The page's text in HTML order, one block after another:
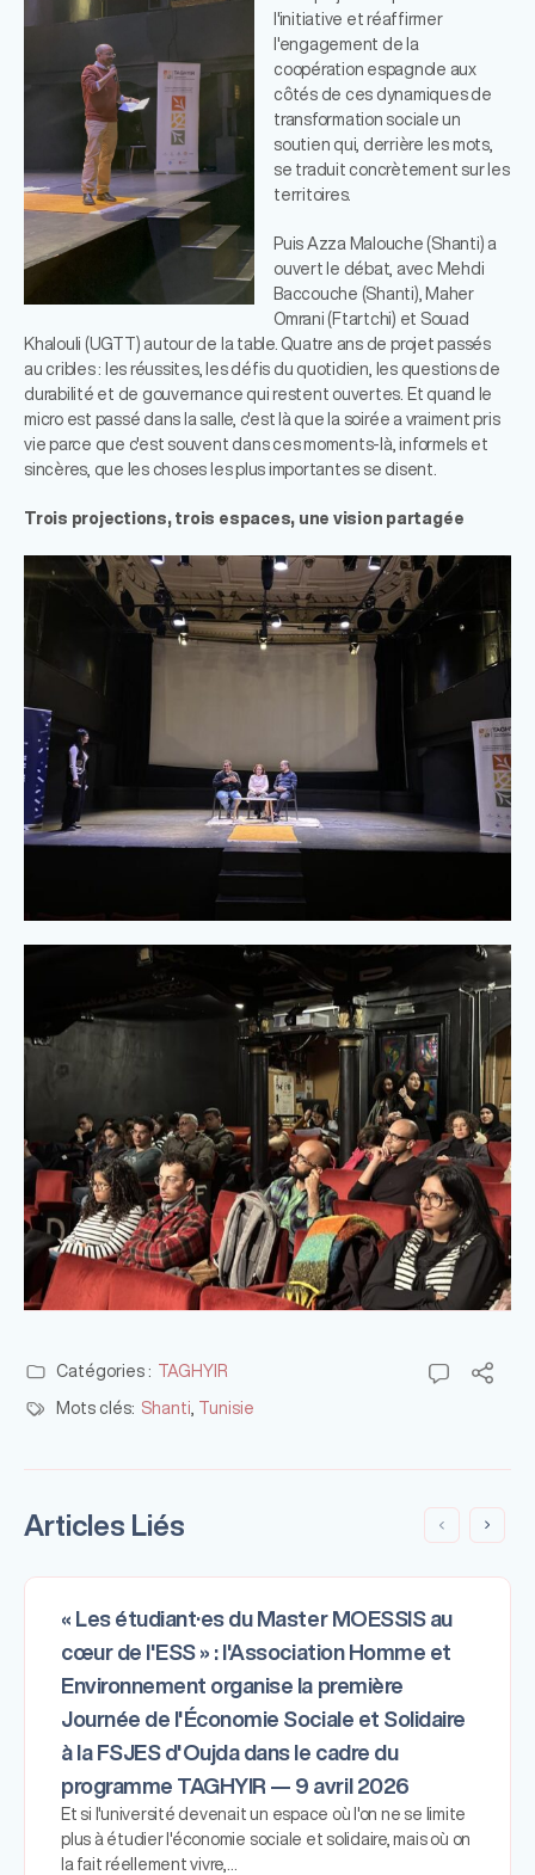
l'initiative et réaffirmer
l'engagement de la
coopération espagnole aux
côtés de ces dynamiques de
transformation sociale un
soutien qui, derrière les mots,
se traduit concrètement sur les
territoires.
Puis Azza Malouche (Shanti) a
ouvert le débat, avec Mehdi
Baccouche (Shanti), Maher
Omrani (Ftartchi) et Souad
Khalouli (UGTT) autour de la table. Quatre ans de projet passés
au cribles : les réussites, les défis du quotidien, les questions de
durabilité et de gouvernance qui restent ouvertes. Et quand le
micro est passé dans la salle, c'est là que la soirée a vraiment pris
vie parce que c'est souvent dans ces moments-là, informels et
sincères, que les choses les plus importantes se disent.
Trois projections, trois espaces, une vision partagée
Catégories : TAGHYIR
Mots clés: Shanti Tunisie
Articles Liés
« Les étudiant·es du Master MOESSIS au
cœur de l'ESS » : l'Association Homme et
Environnement organise la première
Journée de l'Économie Sociale et Solidaire
à la FSJES d'Oujda dans le cadre du
programme TAGHYIR — 9 avril 2026
Et si l'université devenait un espace où l'on ne se limite
plus à étudier l'économie sociale et solidaire, mais où on
la fait réellement vivre,…